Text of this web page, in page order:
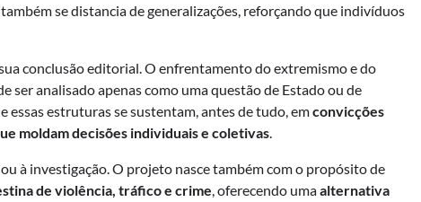
se distancia de generalizações, reforçando que indivíduos
conclusão editorial. O enfrentamento do extremismo e do
ser analisado apenas como uma questão de Estado ou de
essas estruturas se sustentam, antes de tudo, emconvicções
moldam decisões individuais e coletivas.
à investigação. O projeto nasce também com o propósito de
de violência, tráfico e crime, oferecendo umaalternativa